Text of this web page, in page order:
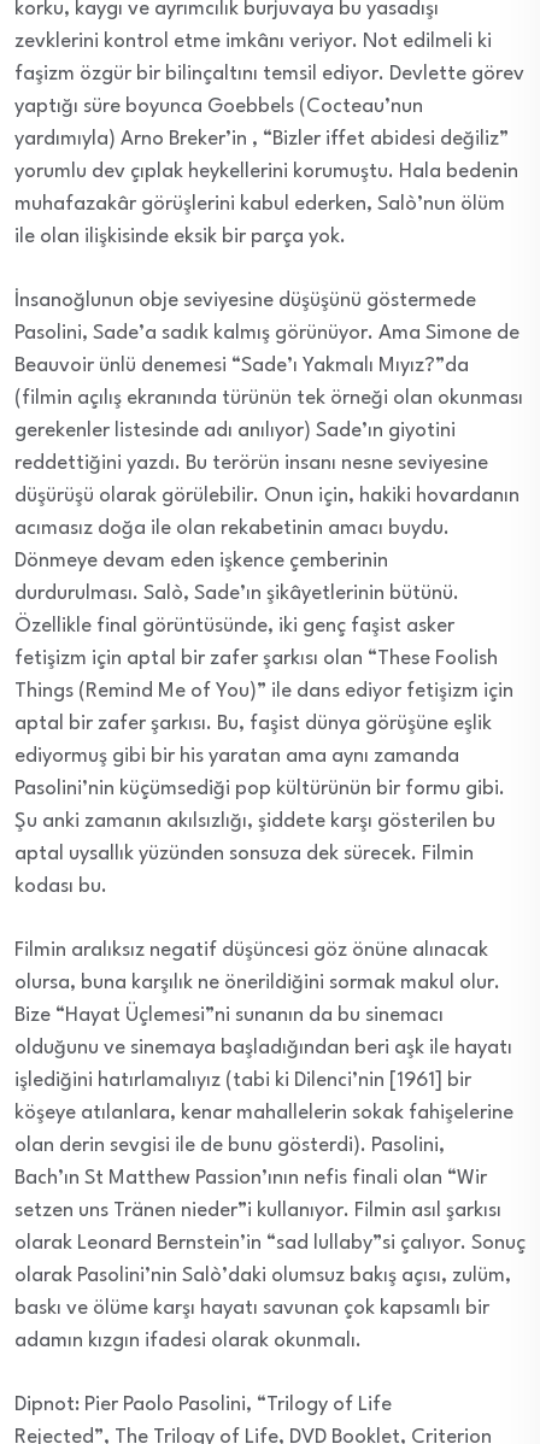
korku, kaygı ve ayrımcılık burjuvaya bu yasadışı
zevklerini kontrol etme imkânı veriyor. Not edilmeli ki
faşizm özgür bir bilinçaltını temsil ediyor. Devlette görev
yaptığı süre boyunca Goebbels (Cocteau’nun
yardımıyla) Arno Breker’in , “Bizler iffet abidesi değiliz”
yorumlu dev çıplak heykellerini korumuştu. Hala bedenin
muhafazakâr görüşlerini kabul ederken, Salò’nun ölüm
ile olan ilişkisinde eksik bir parça yok.
İnsanoğlunun obje seviyesine düşüşünü göstermede
Pasolini, Sade’a sadık kalmış görünüyor. Ama Simone de
Beauvoir ünlü denemesi “Sade’ı Yakmalı Mıyız?”da
(filmin açılış ekranında türünün tek örneği olan okunması
gerekenler listesinde adı anılıyor) Sade’ın giyotini
reddettiğini yazdı. Bu terörün insanı nesne seviyesine
düşürüşü olarak görülebilir. Onun için, hakiki hovardanın
acımasız doğa ile olan rekabetinin amacı buydu.
Dönmeye devam eden işkence çemberinin
durdurulması. Salò, Sade’ın şikâyetlerinin bütünü.
Özellikle final görüntüsünde, iki genç faşist asker
fetişizm için aptal bir zafer şarkısı olan “These Foolish
Things (Remind Me of You)” ile dans ediyor fetişizm için
aptal bir zafer şarkısı. Bu, faşist dünya görüşüne eşlik
ediyormuş gibi bir his yaratan ama aynı zamanda
Pasolini’nin küçümsediği pop kültürünün bir formu gibi.
Şu anki zamanın akılsızlığı, şiddete karşı gösterilen bu
aptal uysallık yüzünden sonsuza dek sürecek. Filmin
kodası bu.
Filmin aralıksız negatif düşüncesi göz önüne alınacak
olursa, buna karşılık ne önerildiğini sormak makul olur.
Bize “Hayat Üçlemesi”ni sunanın da bu sinemacı
olduğunu ve sinemaya başladığından beri aşk ile hayatı
işlediğini hatırlamalıyız (tabi ki Dilenci’nin [1961] bir
köşeye atılanlara, kenar mahallelerin sokak fahişelerine
olan derin sevgisi ile de bunu gösterdi). Pasolini,
Bach’ın St Matthew Passion’ının nefis finali olan “Wir
setzen uns Tränen nieder”i kullanıyor. Filmin asıl şarkısı
olarak Leonard Bernstein’in “sad lullaby”si çalıyor. Sonuç
olarak Pasolini’nin Salò’daki olumsuz bakış açısı, zulüm,
baskı ve ölüme karşı hayatı savunan çok kapsamlı bir
adamın kızgın ifadesi olarak okunmalı.
Dipnot: Pier Paolo Pasolini, “Trilogy of Life
Rejected”, The Trilogy of Life, DVD Booklet, Criterion